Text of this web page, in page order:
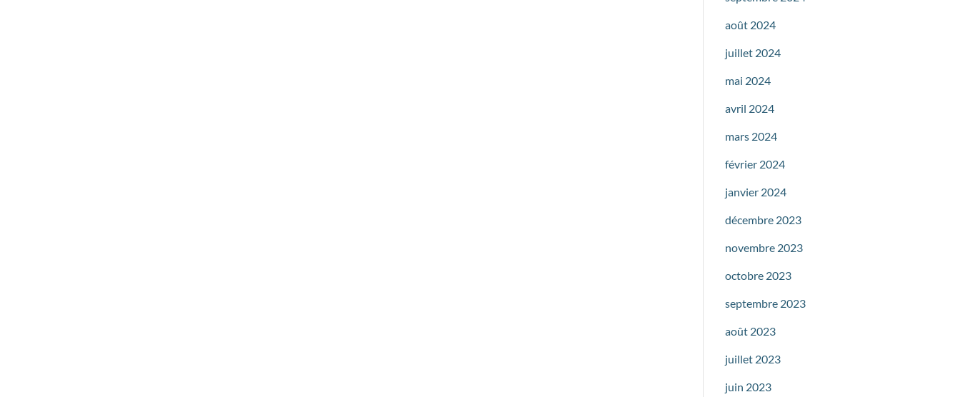
août 2024
juillet 2024
mai 2024
avril 2024
mars 2024
février 2024
janvier 2024
décembre 2023
novembre 2023
octobre 2023
septembre 2023
août 2023
juillet 2023
juin 2023